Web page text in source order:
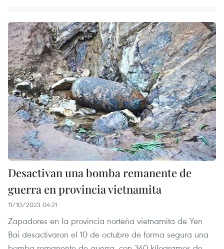
Desactivan una bomba remanente de
guerra en provincia vietnamita
11/10/2023 04:21
Zapadores en la provincia norteña vietnamita de Yen
Bai desactivaron el 10 de octubre de forma segura una